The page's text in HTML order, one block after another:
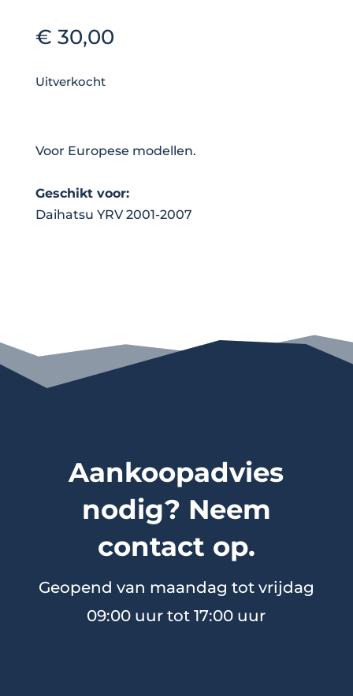
€ 30,00
Uitverkocht
Voor Europese modellen.
Geschikt voor:
Daihatsu YRV 2001-2007
Aankoopadvies
nodig? Neem
contact op.
Geopend van maandag tot vrijdag
09:00 uur tot 17:00 uur